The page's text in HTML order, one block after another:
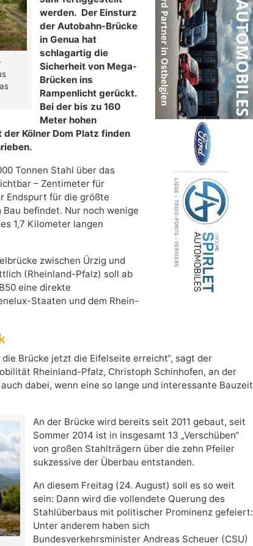
werden. Der Einsturz
der Autobahn-Brücke
in Genua hat
schlagartig die
Sicherheit von Mega-
Brücken ins
Rampenlicht gerückt.
Bei der bis zu 160
Meter hohen
Kölner Dom Platz finden
Tonnen Stahl über das
– Zentimeter für
Endspurt für die größte
befindet. Nur noch wenige
1,7 Kilometer langen
zwischen Ürzig und
(Rheinland-Pfalz) soll ab
eine direkte
Staaten und dem Rhein-
Brücke jetzt die Eifelseite erreicht“, sagt der
Rheinland-Pfalz, Christoph Schinhofen, an der
dabei, wenn eine so lange und interessante Bauzeit
An der Brücke wird bereits seit 2011 gebaut, seit
Sommer 2014 ist in insgesamt 13 „Verschüben“
von großen Stahlträgern über die zehn Pfeiler
sukzessive der Überbau entstanden.
An diesem Freitag (24. August) soll es so weit
sein: Dann wird die vollendete Querung des
Stahlüberbaus mit politischer Prominenz gefeiert:
Unter anderem haben sich
Bundesverkehrsminister Andreas Scheuer (CSU)